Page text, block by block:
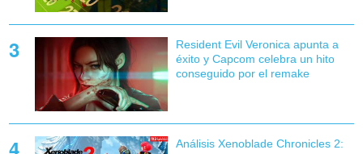
Resident Evil Veronica apunta a
éxito y Capcom celebra un hito
conseguido por el remake
Análisis Xenoblade Chronicles 2: